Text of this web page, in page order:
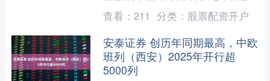
不确定下个月是否会再次降息。他希望
以最新数据....
查看： 211 分类： 股票配资开户
安泰证券 创历年同期最高，中欧
班列（西安）2025年开行超
5000列